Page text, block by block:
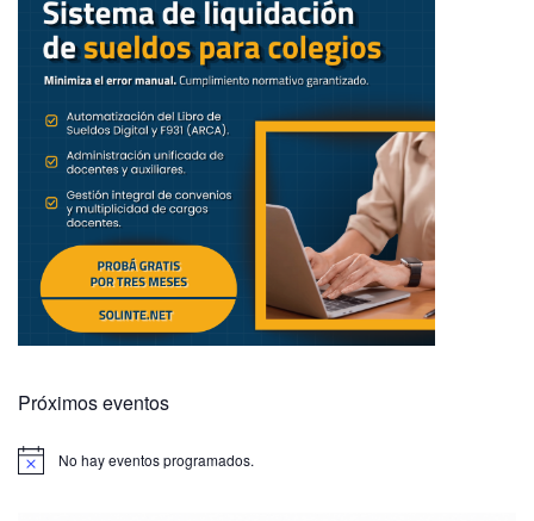
Próximos eventos
No hay eventos programados.